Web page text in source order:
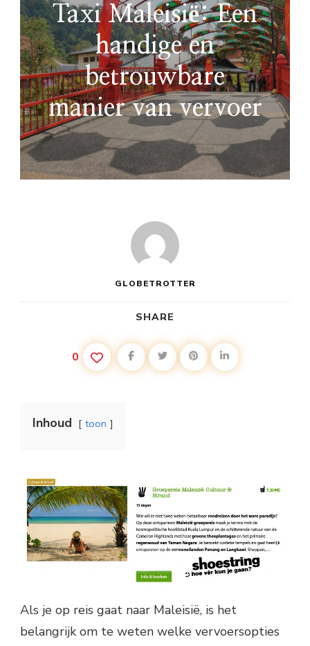
Taxi Maleisië: Een
handige en
betrouwbare
manier van vervoer
GLOBETROTTER
SHARE
0
Inhoud toon
Als je op reis gaat naar Maleisië, is het
belangrijk om te weten welke vervoersopties